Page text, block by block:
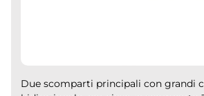
Due scomparti principali con grandi